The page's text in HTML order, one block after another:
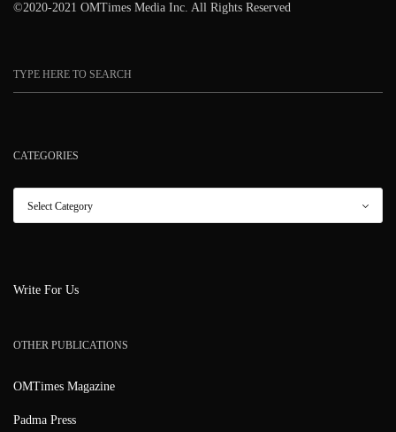
©2020-2021 OMTimes Media Inc. All Rights Reserved
CATEGORIES
Write For Us
OTHER PUBLICATIONS
OMTimes Magazine
Padma Press